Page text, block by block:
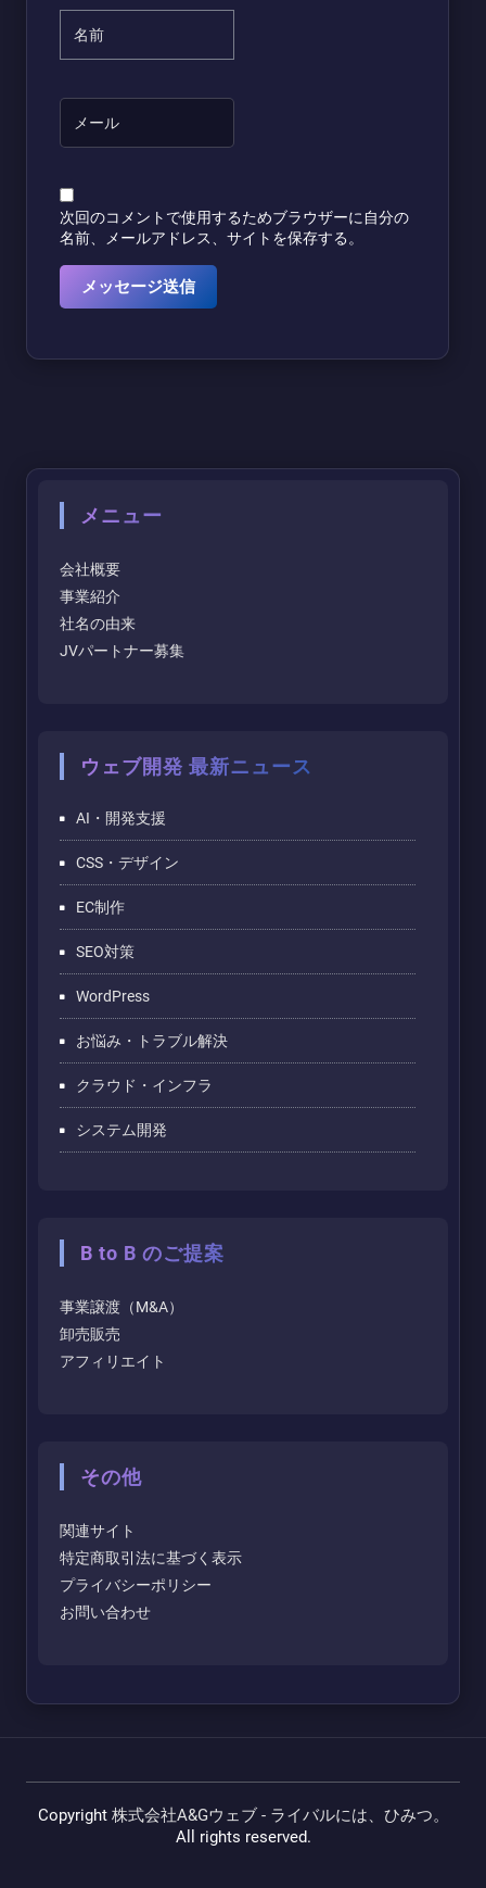
次回のコメントで使用するためブラウザーに自分の
名前、メールアドレス、サイトを保存する。
メニュー
会社概要
事業紹介
社名の由来
JVパートナー募集
ウェブ開発 最新ニュース
AI・開発支援
CSS・デザイン
EC制作
SEO対策
WordPress
お悩み・トラブル解決
クラウド・インフラ
システム開発
B to B のご提案
事業譲渡（M&A）
卸売販売
アフィリエイト
その他
関連サイト
特定商取引法に基づく表示
プライバシーポリシー
お問い合わせ
Copyright 株式会社A&Gウェブ - ライバルには、ひみつ。
All rights reserved.